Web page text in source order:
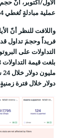
عملية مبادلةٍ تُغطي 124 أصلاً رقمياً عبرَ أكثرَ من 20 بلوكتشين.
دولار خلال فترة